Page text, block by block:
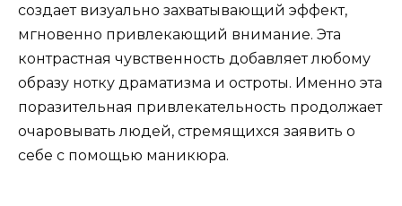
создает визуально захватывающий эффект,
мгновенно привлекающий внимание. Эта
контрастная чувственность добавляет любому
образу нотку драматизма и остроты. Именно эта
поразительная привлекательность продолжает
очаровывать людей, стремящихся заявить о
себе с помощью маникюра.